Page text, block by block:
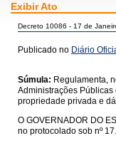
Exibir Ato
Decreto 10086 - 17 de
Publicado no Diário
Súmula: Regulamenta,
Administrações
propriedade privada e
O GOVERNADOR DO
no protocolado sob nº